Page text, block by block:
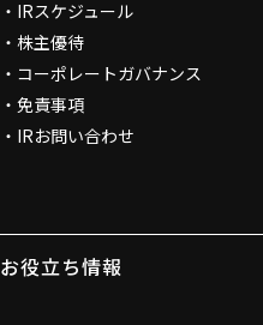
IRスケジュール
株主優待
コーポレートガバナンス
免責事項
IRお問い合わせ
お役立ち情報